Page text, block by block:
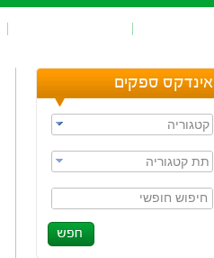
אינדקס ספקים
קטגוריה
תת קטגוריה
חיפוש חופשי